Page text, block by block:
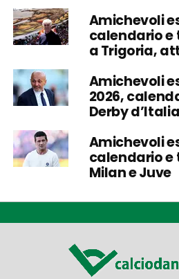
Amichevoli
calendario e
a Trigoria,
Amichevoli
2026,
Derby
Amichevoli
calendario e
Milan e Juve